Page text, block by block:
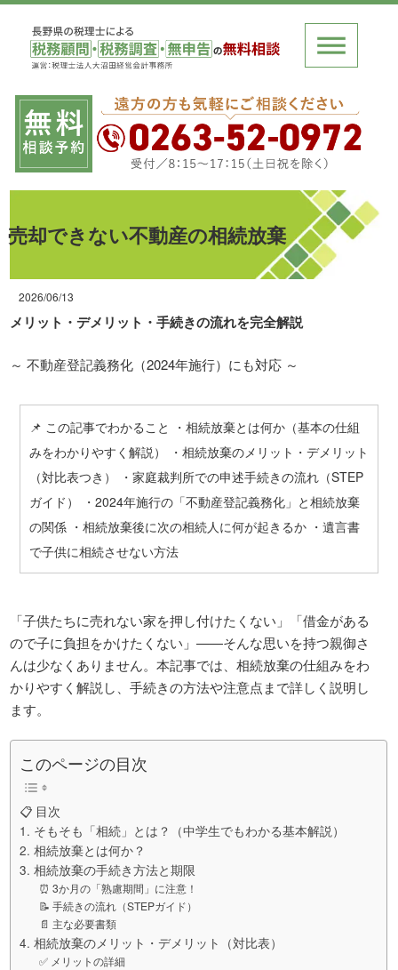
売却できない不動産の相続放棄
2026/06/13
メリット・デメリット・手続きの流れを完全解説
～ 不動産登記義務化（2024年施行）にも対応 ～
📌 この記事でわかること ・相続放棄とは何か（基本の仕組
みをわかりやすく解説） ・相続放棄のメリット・デメリット
（対比表つき） ・家庭裁判所での申述手続きの流れ（STEP
ガイド） ・2024年施行の「不動産登記義務化」と相続放棄
の関係 ・相続放棄後に次の相続人に何が起きるか ・遺言書
で子供に相続させない方法
「子供たちに売れない家を押し付けたくない」「借金がある
ので子に負担をかけたくない」——そんな思いを持つ親御さ
んは少なくありません。本記事では、相続放棄の仕組みをわ
かりやすく解説し、手続きの方法や注意点まで詳しく説明し
ます。
このページの目次
📋 目次
1. そもそも「相続」とは？（中学生でもわかる基本解説）
2. 相続放棄とは何か？
3. 相続放棄の手続き方法と期限
⏰ 3か月の「熟慮期間」に注意！
📝 手続きの流れ（STEPガイド）
📄 主な必要書類
4. 相続放棄のメリット・デメリット（対比表）
✅ メリットの詳細